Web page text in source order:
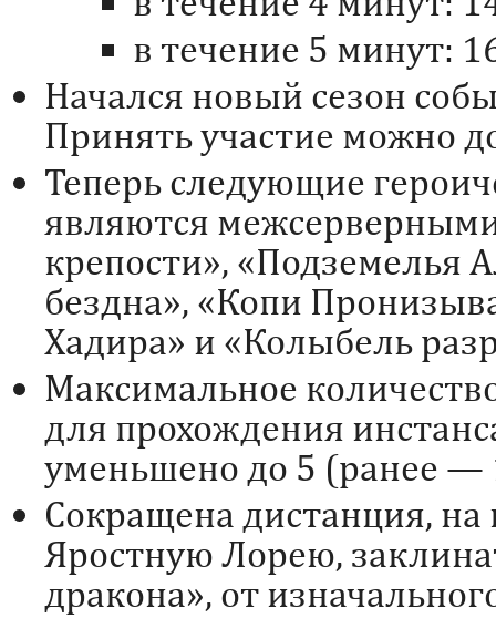
в течение 5 минут:
Начался новый сезон
Принять участие можно
Теперь следующие
являются
крепости», «Подземелья
бездна», «Копи
Хадира» и «Колыбель
Максимальное
для прохождения
уменьшено до 5 (ранее —
Сокращена дистанция,
Яростную Лорею,
дракона», от